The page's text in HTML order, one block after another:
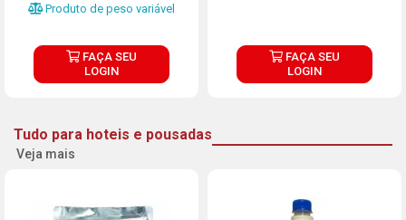
Produto de peso variável
FAÇA SEU
LOGIN
FAÇA SEU
LOGIN
Tudo para hoteis e pousadas
Veja mais